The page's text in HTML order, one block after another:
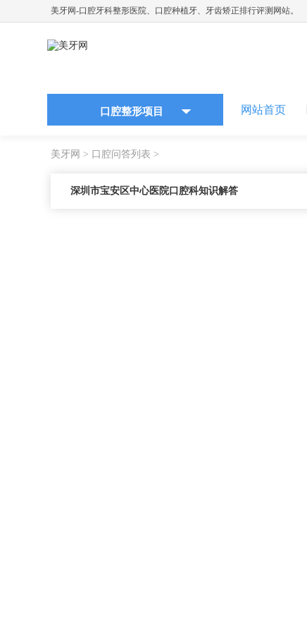
美牙网-口腔牙科整形医院、口腔种植牙、牙齿矫正排行评测网站。
口腔整形项目 网站首页
美牙网 > 口腔问答列表 >
深圳市宝安区中心医院口腔科知识解答